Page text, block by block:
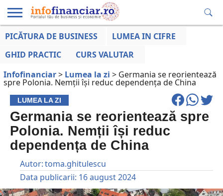
EDUCAȚIE
LA ZI
AFACERILOR
PICĂTURA DE BUSINESS
LUMEA IN CIFRE
GHID PRACTIC
CURS VALUTAR
Infofinanciar> Lumea la zi > Germania se reorientează
spre Polonia. Nemții își reduc dependența de China
LUMEA LA ZI
Germania se reorientează spre
Polonia. Nemții își reduc
dependența de China
Autor:toma.ghitulescu
Data publicarii: 16 august 2024